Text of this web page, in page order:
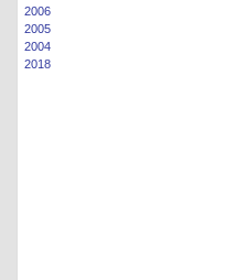
2006
2005
2004
2018